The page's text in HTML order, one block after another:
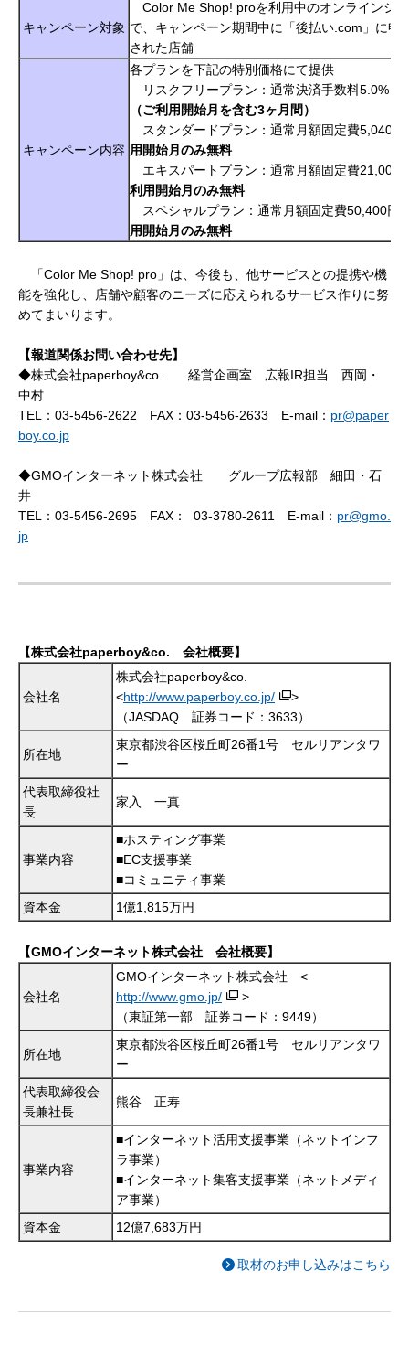
キャンペーン対象
Color Me Shop! proを利用中のオンラインシ
で、キャンペーン期間中に「後払い.com」に申
された店舗
キャンペーン内容
各プランを下記の特別価格にて提供
リスクフリープラン：通常決済手数料5.0% ⇒
（ご利用開始月を含む3ヶ月間）
スタンダードプラン：通常月額固定費5,040
用開始月のみ無料
エキスパートプラン：通常月額固定費
利用開始月のみ無料
スペシャルプラン：通常月額固定費50,400
用開始月のみ無料
「Color Me Shop! pro」は、今後も、他サービスとの提携や機
能を強化し、店舗や顧客のニーズに応えられるサービス作りに努
めてまいります。
【報道関係お問い合わせ先】
◆株式会社paperboy&co. 経営企画室 広報IR担当 西岡・
中村
TEL：03-5456-2622 FAX：03-5456-2633 E-mail： pr@paper
boy.co.jp
◆GMOインターネット株式会社 グループ広報部 細田・石
井
TEL： 03-5456-2695 FAX： 03-3780-2611 E-mail： pr@gmo.
jp
【株式会社paperboy&co. 会社概要】
会社名
株式会社paperboy&co.
<http://www.paperboy.co.jp/
>
（JASDAQ 証券コード：3633）
所在地
東京都渋谷区桜丘町26番1号 セルリアンタワ
ー
代表取締役社
長
家入 一真
事業内容
■ホスティング事業
■EC支援事業
■コミュニティ事業
資本金
1億1,815万円
【GMOインターネット株式会社 会社概要】
会社名
GMOインターネット株式会社 <
http://www.gmo.jp/
>
（東証第一部 証券コード：9449）
所在地
東京都渋谷区桜丘町26番1号 セルリアンタワ
ー
代表取締役会
長兼社長
熊谷 正寿
事業内容
■インターネット活用支援事業（ネットインフ
ラ事業）
■インターネット集客支援事業（ネットメディ
ア事業）
資本金
12億7,683万円
取材のお申し込みはこちら